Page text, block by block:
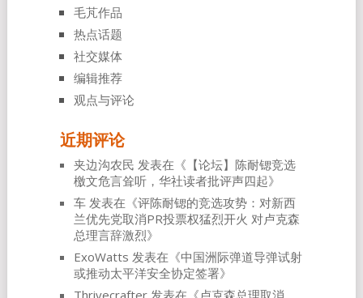
毛芃作品
热点话题
社交媒体
编辑推荐
观点与评论
近期评论
夹边沟农民 发表在《 【论坛】陈耐锶竞选
檄文危言耸听，华社读者批评声四起》
车发表在《评陈耐锶的竞选攻势：对新西
兰优先党取消PR投票权猛烈开火 对卢克森
总理言辞激烈》
ExoWatts 发表在《中国洲际弹道导弹试射
或推动太平洋安全协定签署》